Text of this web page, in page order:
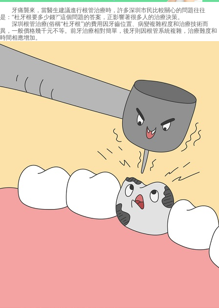
牙痛襲來，當醫生建議進行根管治療時，許多深圳市民比較關心的問題往往
是：“杜牙根要多少錢?”這個問題的答案，正影響著很多人的治療決策。
深圳根管治療(俗稱“杜牙根”)的費用因牙齒位置、病變複雜程度和治療技術而
異，一般價格幾千元不等。前牙治療相對簡單，後牙則因根管系統複雜，治療難度和
時間相應增加。